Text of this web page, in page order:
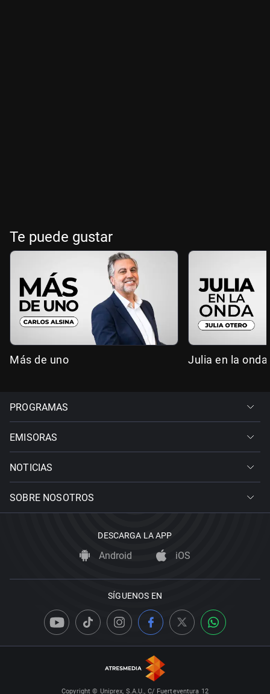
Te puede gustar
Más de uno Julia en la onda
PROGRAMAS
EMISORAS
NOTICIAS
SOBRE NOSOTROS
DESCARGA LA APP
Android iOS
SÍGUENOS EN
Copyright © Uniprex, S.A.U., C/ Fuerteventura 12